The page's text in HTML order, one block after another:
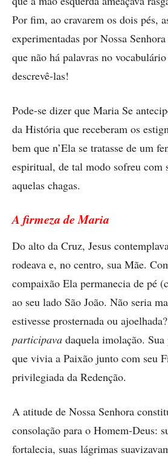
Por fim, ao cravarem os dois pés,
experimentadas por Nossa
que não há palavras no
descrevê-las!
Pode-se dizer que Maria Se
da História que receberam os
bem que n’Ela se tratasse de um
espiritual, de tal modo sofreu com
aquelas chagas.
A firmeza de Maria
Do alto da Cruz, Jesus
rodeava e, no centro, sua Mãe.
compaixão Ela permanecia de pé
ao seu lado São João. Não seria
estivesse prosternada ou
participava daquela imolação.
que vivia a Paixão junto com seu
privilegiada da Redenção.
A atitude de Nossa Senhora
consolação para o Homem-Deus:
fortalecia, suas lágrimas